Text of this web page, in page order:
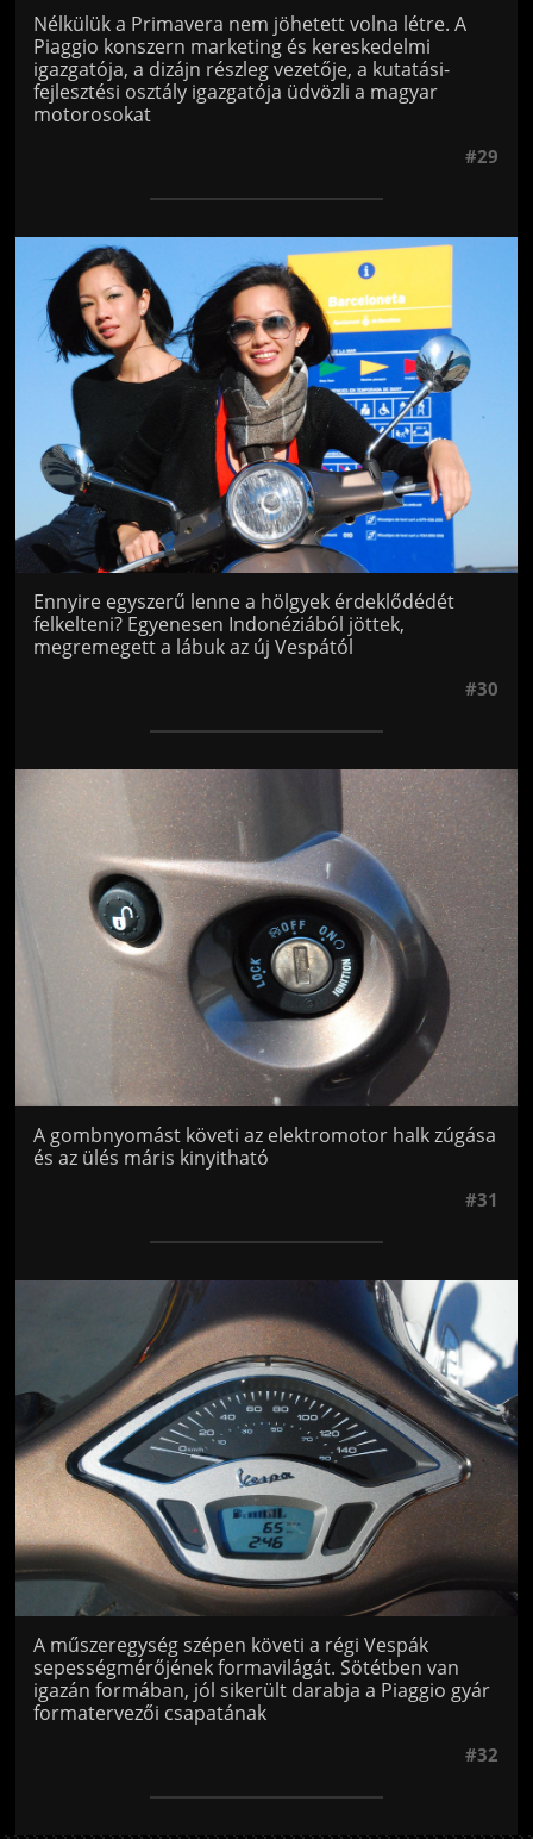
Nélkülük a Primavera nem jöhetett volna létre. A
Piaggio konszern marketing és kereskedelmi
igazgatója, a dizájn részleg vezetője, a kutatási-
fejlesztési osztály igazgatója üdvözli a magyar
motorosokat
#29
Jön még kép!
Ennyire egyszerű lenne a hölgyek érdeklődédét
felkelteni? Egyenesen Indonéziából jöttek,
megremegett a lábuk az új Vespától
#30
Jön még kép!
A gombnyomást követi az elektromotor halk zúgása
és az ülés máris kinyitható
#31
Jön még kép!
A műszeregység szépen követi a régi Vespák
sepességmérőjének formavilágát. Sötétben van
igazán formában, jól sikerült darabja a Piaggio gyár
formatervezői csapatának
#32